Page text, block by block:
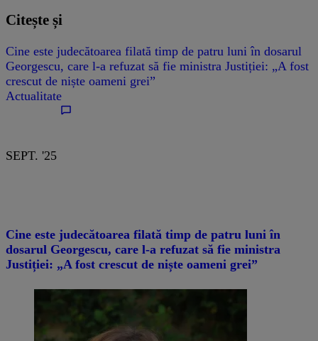
Citește și
Cine este judecătoarea filată timp de patru luni în dosarul
Georgescu, care l-a refuzat să fie ministra Justiției: „A fost
crescut de niște oameni grei”
Actualitate
SEPT. '25
Cine este judecătoarea filată timp de patru luni în
dosarul Georgescu, care l-a refuzat să fie ministra
Justiției: „A fost crescut de niște oameni grei”